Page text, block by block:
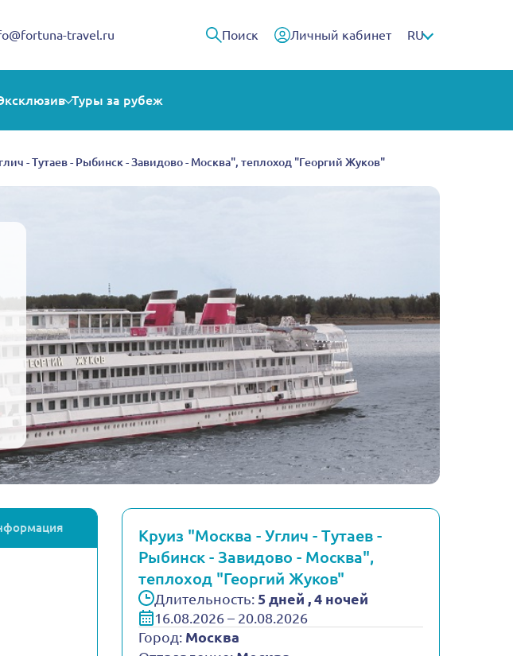
Могу помочь!
travel.ru Поиск Личный кабинет RU
Туры за рубеж
- Тутаев - Рыбинск - Завидово - Москва", теплоход "Георгий Жуков"
Круиз "Москва - Углич - Тутаев -
Рыбинск - Завидово - Москва",
теплоход "Георгий Жуков"
Длительность: 5 дней , 4 ночей
16.08.2026 – 20.08.2026
Город: Москва